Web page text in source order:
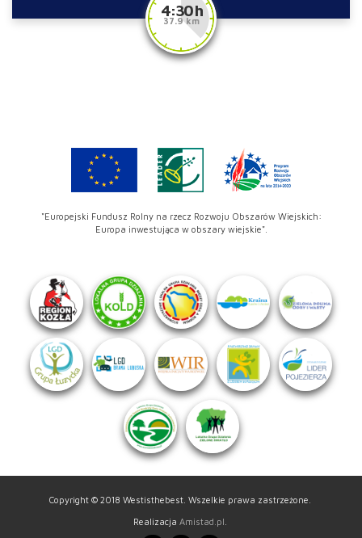
4:30 h
37.9 km
"Europejski Fundusz Rolny na rzecz Rozwoju Obszarów Wiejskich:
Europa inwestująca w obszary wiejskie".
Copyright © 2018 Westisthebest. Wszelkie prawa zastrzeżone.
Realizacja Amistad.pl